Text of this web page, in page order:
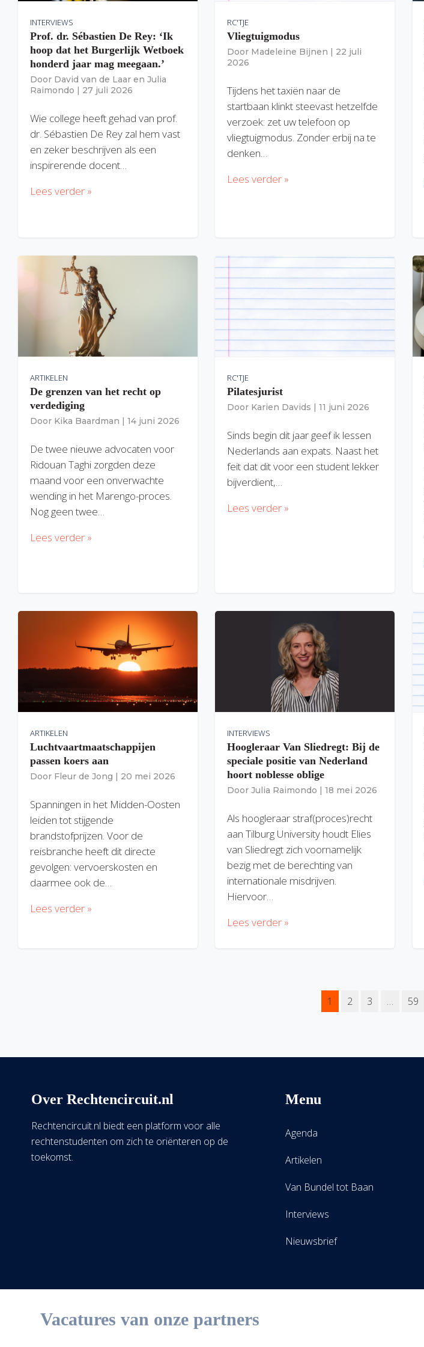
INTERVIEWS
Prof. dr. Sébastien De Rey: ‘Ik
hoop dat het Burgerlijk Wetboek
honderd jaar mag meegaan.’
Door David van de Laar en Julia
Raimondo | 27 juli 2026
Wie college heeft gehad van prof.
dr. Sébastien De Rey zal hem vast
en zeker beschrijven als een
inspirerende docent…
Lees verder »
RC'TJE
Vliegtuigmodus
Door Madeleine Bijnen | 22 juli
2026
Tijdens het taxiën naar de
startbaan klinkt steevast hetzelfde
verzoek: zet uw telefoon op
vliegtuigmodus. Zonder erbij na te
denken…
Lees verder »
ARTIKELEN
De grenzen van het recht op
verdediging
Door Kika Baardman | 14 juni 2026
De twee nieuwe advocaten voor
Ridouan Taghi zorgden deze
maand voor een onverwachte
wending in het Marengo-proces.
Nog geen twee…
Lees verder »
RC'TJE
Pilatesjurist
Door Karien Davids | 11 juni 2026
Sinds begin dit jaar geef ik lessen
Nederlands aan expats. Naast het
feit dat dit voor een student lekker
bijverdient,…
Lees verder »
ARTIKELEN
Luchtvaartmaatschappijen
passen koers aan
Door Fleur de Jong | 20 mei 2026
Spanningen in het Midden-Oosten
leiden tot stijgende
brandstofprijzen. Voor de
reisbranche heeft dit directe
gevolgen: vervoerskosten en
daarmee ook de…
Lees verder »
INTERVIEWS
Hoogleraar Van Sliedregt: Bij de
speciale positie van Nederland
hoort noblesse oblige
Door Julia Raimondo | 18 mei 2026
Als hoogleraar straf(proces)recht
aan Tilburg University houdt Elies
van Sliedregt zich voornamelijk
bezig met de berechting van
internationale misdrijven.
Hiervoor…
Lees verder »
1 2 3 … 59
Over Rechtencircuit.nl
Rechtencircuit.nl biedt een platform voor alle
rechtenstudenten om zich te oriënteren op de
toekomst.
Menu
Agenda
Artikelen
Van Bundel tot Baan
Interviews
Nieuwsbrief
Vacatures van onze partners